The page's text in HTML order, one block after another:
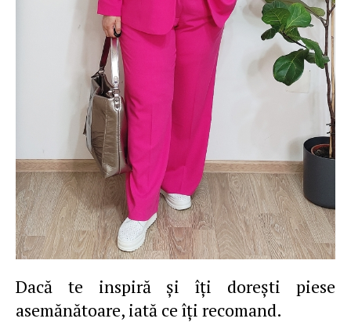
Dacă te inspiră şi îţi doreşti piese
asemănătoare, iată ce îţi recomand.